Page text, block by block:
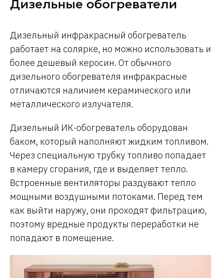
Дизельные обогреватели
Дизельный инфракрасный обогреватель
работает на солярке, но можно использовать и
более дешевый керосин. От обычного
дизельного обогревателя инфракрасные
отличаются наличием керамического или
металлического излучателя.
Дизельный ИК-обогреватель оборудован
баком, который наполняют жидким топливом.
Через специальную трубку топливо попадает
в камеру сгорания, где и выделяет тепло.
Встроенные вентиляторы раздувают тепло
мощными воздушными потоками. Перед тем
как выйти наружу, они проходят фильтрацию,
поэтому вредные продукты переработки не
попадают в помещение.